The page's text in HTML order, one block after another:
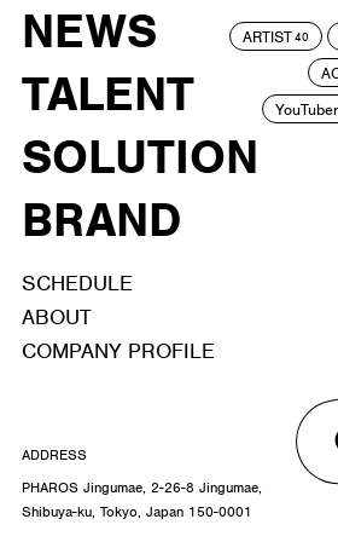
NEWS
TALENT
SOLUTION
BRAND
ARTIST40
SCHEDULE
ABOUT
COMPANY PROFILE
ADDRESS
PHAROS Jingumae, 2-26-8 Jingumae,
Shibuya-ku, Tokyo, Japan 150-0001